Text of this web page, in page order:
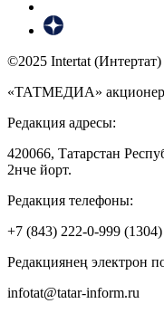
©2025 Intertat (Интертат)
«ТАТМЕДИА»
Редакция адресы:
420066, Татарстан
2нче йорт.
Редакция телефоны:
+7 (843) 222-0-999 (1304)
Редакциянең электрон
infotat@tatar-inform.ru